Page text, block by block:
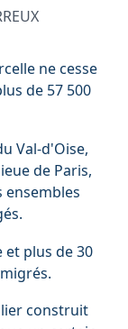
ne cesse
de 57 500
Val-d'Oise,
de Paris,
ensembles
plus de 30
construit